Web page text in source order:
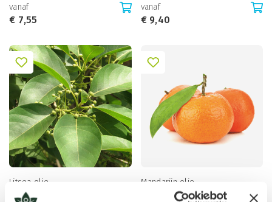
vanaf
€ 7,55
vanaf
€9,40
Litsea olie
vanaf
Mandarijn olie